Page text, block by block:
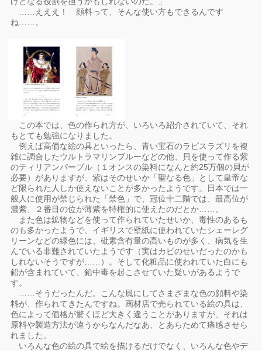
……えええ！ 顔料って、そんな使い方もできるんです
ね……。
この本では、色の作られ方が、いろいろ紹介されていて、それ
もとても勉強になりました。
例えば高価な絵の具といったら、青い宝石のラピスラズリを複
雑に調合したウルトラマリンブルーなどの他、貝を使って作る紫
のティリアンパープル（１オンスの染料になんと約25万個の貝が
必要）がありますが、紫はそのせいか「聖なる色」として皇帝な
ど限られた人しか使えないことが多かったようです。日本では一
般人に使用が禁じられた「禁色」で、冠位十二階では、最高位が
濃紫、２番目の位が薄紫を特権的に使えたのだとか……。
また色は鉱物などを使って作られていたせいか、毒性のあるも
のも多かったようで、イギリスで壁紙に使われていたシェーレグ
リーンなどの緑色には、砒素含有量の高いものが多く、病気を生
んでいる非難されていたようです（実はカビのせいだったのかも
しれないそうですが……）。そして化粧品に使われていた白にも
鉛が含まれていて、鉛中毒を起こさせていた疑いがあるようで
す。
……そうだったんだ。こんな風にしてさまざまな色の顔料や染
料が、作られてきたんですね。画材店で売られている絵の具は、
色によって価格が驚くほど大きく違うことがありますが、それは
原料や製造方法が違うからなんだなあ、とあらためて痛感させら
れました。
いろんな色の絵の具で絵を描けるだけでなく、いろんな色やデ